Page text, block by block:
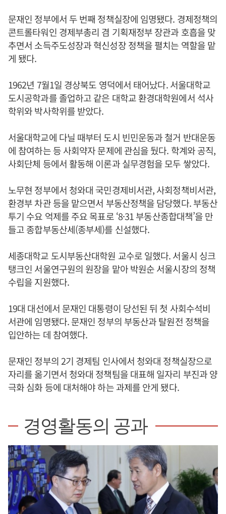
문재인 정부에서 두 번째 정책실장에 임명됐다. 경제정책의
콘트롤타워인 경제부총리 겸 기획재정부 장관과 호흡을 맞
추면서 소득주도성장과 혁신성장 정책을 펼치는 역할을 맡
게 됐다.
1962년 7월1일 경상북도 영덕에서 태어났다. 서울대학교
도시공학과를 졸업하고 같은 대학교 환경대학원에서 석사
학위와 박사학위를 받았다.
서울대학교에 다닐 때부터 도시 빈민운동과 철거 반대운동
에 참여하는 등 사회약자 문제에 관심을 뒀다. 학계와 공직,
사회단체 등에서 활동해 이론과 실무경험을 모두 쌓았다.
노무현 정부에서 청와대 국민경제비서관, 사회정책비서관,
환경부 차관 등을 맡으면서 부동산정책을 담당했다. 부동산
투기 수요 억제를 주요 목표로 ‘8·31 부동산종합대책’을 만
들고 종합부동산세(종부세)를 신설했다.
세종대학교 도시부동산대학원 교수로 일했다. 서울시 싱크
탱크인 서울연구원의 원장을 맡아 박원순 서울시장의 정책
수립을 지원했다.
19대 대선에서 문재인 대통령이 당선된 뒤 첫 사회수석비
서관에 임명됐다. 문재인 정부의 부동산과 탈원전 정책을
입안하는 데 참여했다.
문재인 정부의 2기 경제팀 인사에서 청와대 정책실장으로
자리를 옮기면서 청와대 정책팀을 대표해 일자리 부진과 양
극화 심화 등에 대처해야 하는 과제를 안게 됐다.
경영활동의 공과